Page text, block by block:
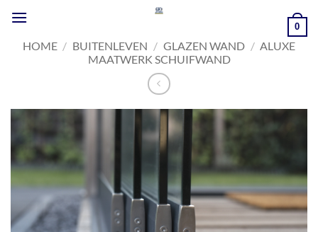
naar
inhoud
0
HOME / BUITENLEVEN / GLAZEN WAND / ALUXE
MAATWERK SCHUIFWAND